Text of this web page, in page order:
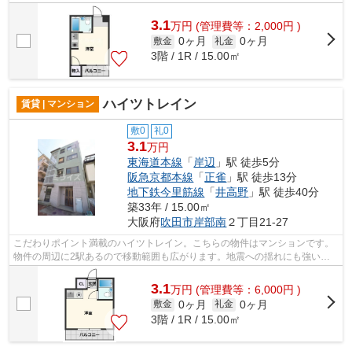
運びがしやすく、敷地内にごみ置き場...
3.1万円 (管理費等：2,000円 )
敷金 0ヶ月 礼金 0ヶ月
3階 / 1R / 15.00㎡
賃貸 | マンション ハイツトレイン
敷0 礼0
3.1万円
東海道本線 「岸辺 」駅 徒歩5分
阪急京都本線 「正雀 」駅 徒歩13分
地下鉄今里筋線 「井高野 」駅 徒歩40分
築33年 / 15.00㎡
大阪府吹田市岸部南２丁目21-27
こだわりポイント満載のハイツトレイン。こちらの物件はマンションです。
物件の周辺に2駅あるので移動範囲も広がります。地震への揺れにも強い鉄
骨造の魅力。より詳しい情報や内見のご...
3.1万円 (管理費等：6,000円 )
敷金 0ヶ月 礼金 0ヶ月
3階 / 1R / 15.00㎡